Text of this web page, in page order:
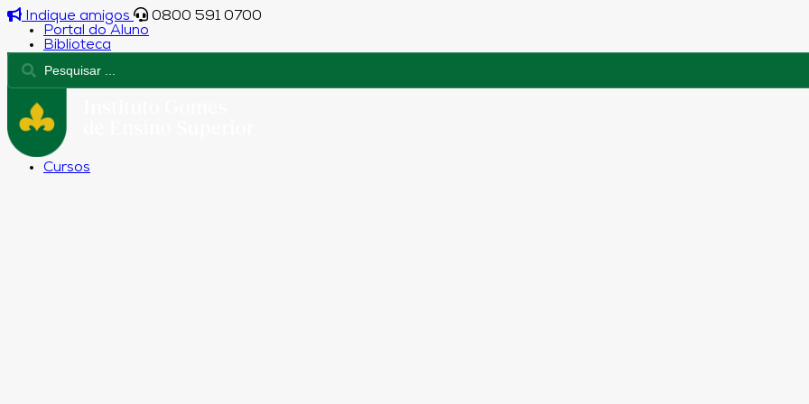
Indique amigos
0800 591 0700
Portal do Aluno
Biblioteca
Cursos